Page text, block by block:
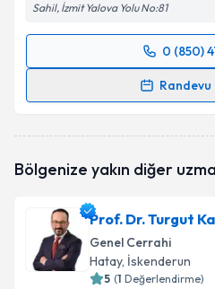
Sahil, İzmit Yalova Yolu No:81
0 (850)
Randevu
Randevu Takvimi
oluşturun. Size bu
Kişisel verilerimin
Bölgenize yakın diğer
Prof. Dr. Turgut
Genel Cerrahi
Hatay, İskenderun
5 (1 Değerlendirme)